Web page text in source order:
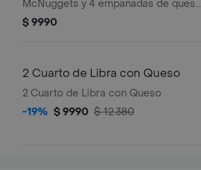
McNuggets y 4 empanadas de queso
+ 2 Bebidas grandes. Ideal para
$ 9990
2 Cuarto de Libra con Queso
2 Cuarto de Libra con Queso
-19% $ 9990 $ 12.380